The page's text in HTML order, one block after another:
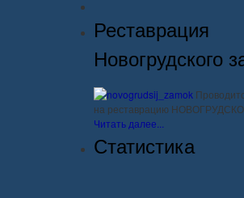
Реставрация
Новогрудского
на реставрацию
Читать далее...
Статистика